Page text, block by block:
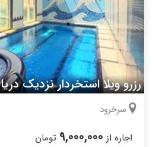
رزرو ویلا استخردار نزدیک دریا
سرخرود
اجاره از 9,000,000 تومان